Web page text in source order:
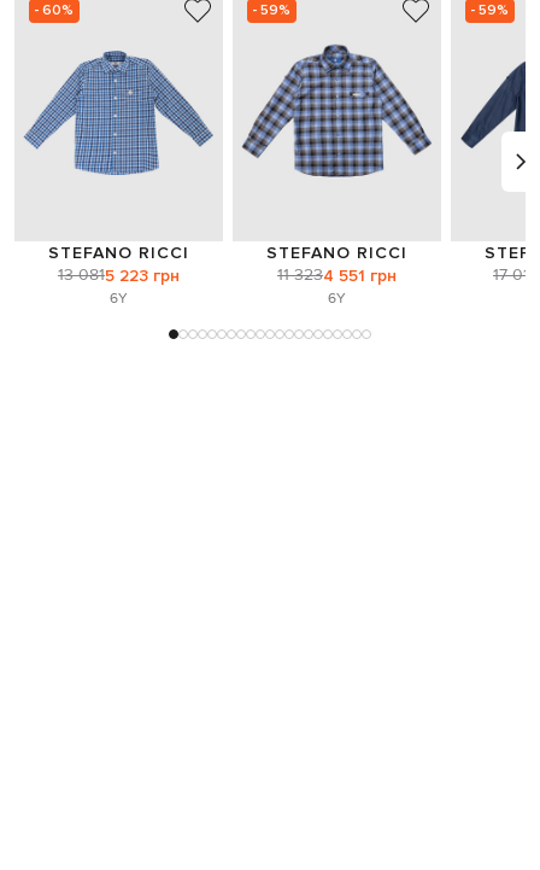
- 60%
STEFANO RICCI
13 0815 223 грн
6Y
- 59%
STEFANO RICCI
11 3234 551 грн
6Y
- 59%
17 010